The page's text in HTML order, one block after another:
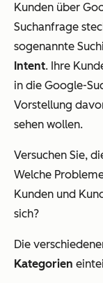
Kunden über
Suchanfrage
sogenannte
Intent. Ihre
in die Google-
Vorstellung
sehen wollen.
Versuchen Sie,
Welche
Kunden und
sich?
Die
Kategorien